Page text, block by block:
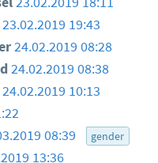
23.02.2019 19:43
24.02.2019 08:28
24.02.2019 08:38
24.02.2019 10:13
08:39 gender
13:36